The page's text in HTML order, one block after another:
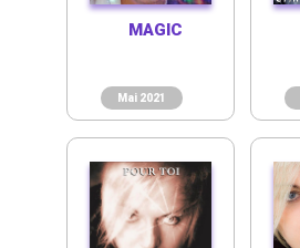
Mai 2021
MAGIC